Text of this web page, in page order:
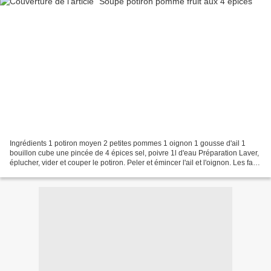
Ingrédients 1 potiron moyen 2 petites pommes 1 oignon 1 gousse d'ail 1
bouillon cube une pincée de 4 épices sel, poivre 1l d'eau Préparation Laver,
éplucher, vider et couper le potiron. Peler et émincer l'ail et l'oignon. Les faire